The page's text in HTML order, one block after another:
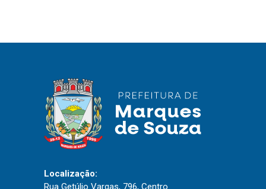
Nota Fiscal Eletrônica
Portal do Cidadão
Portal do Servidor
Diário Oficial (Novo)
Localização:
Rua Getúlio Vargas, 796, Centro